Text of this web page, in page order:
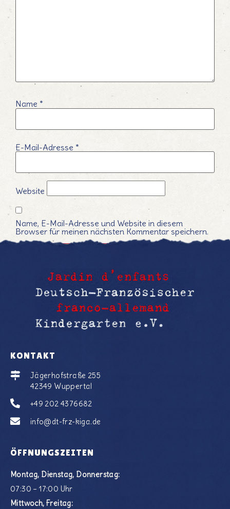
Name *
E-Mail-Adresse *
Website
Name, E-Mail-Adresse und Website in diesem
Browser für meinen nächsten Kommentar speichern.
KONTAKT
Jägerhofstraße 255
42349 Wuppertal
+49 202 4376682
info@dt-frz-kiga.de
ÖFFNUNGSZEITEN
Montag, Dienstag, Donnerstag:
07:30 – 17:00 Uhr
Mittwoch, Freitag: